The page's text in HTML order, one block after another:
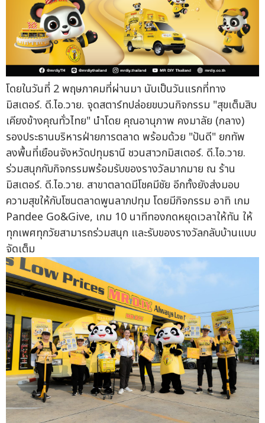
โดยในวันที่ 2 พฤษภาคมที่ผ่านมา นับเป็นวันแรกที่ทาง
มิสเตอร์. ดี.ไอ.วาย. จุดสตาร์ทปล่อยขบวนกิจกรรม "สุขเต็มสิบ
เคียงข้างคุณทั่วไทย" นำโดย คุณอานุภาพ คงมาลัย (กลาง)
รองประธานบริหารฝ่ายการตลาด พร้อมด้วย "ปันดี" ยกทัพ
ลงพื้นที่เยือนจังหวัดปทุมธานี ชวนสาวกมิสเตอร์. ดี.ไอ.วาย.
ร่วมสนุกกับกิจกรรมพร้อมรับของรางวัลมากมาย ณ ร้าน
มิสเตอร์. ดี.ไอ.วาย. สาขาตลาดมีโชคมีชัย อีกทั้งยังส่งมอบ
ความสุขให้กับโซนตลาดพูนลาภปทุม โดยมีกิจกรรม อาทิ เกม
Pandee Go&Give, เกม 10 นาทีทองกดหยุดเวลาให้ทัน ให้
ทุกเพศทุกวัยสามารถร่วมสนุก และรับของรางวัลกลับบ้านแบบ
จัดเต็ม